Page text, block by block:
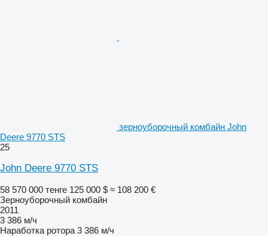
зерноуборочный комбайн John
Deere 9770 STS
25
John Deere 9770 STS
58 570 000 тенге 125 000 $ ≈ 108 200 €
Зерноуборочный комбайн
2011
3 386 м/ч
Наработка ротора 3 386 м/ч